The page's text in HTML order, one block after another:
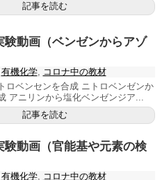
記事を読む
験動画（ベンゼンからアゾ
有機化学, コロナ中の教材
ロベンセンを合成 ニトロベンゼンか
アニリンから塩化ベンゼンジア...
記事を読む
験動画（官能基や元素の検
有機化学, コロナ中の教材